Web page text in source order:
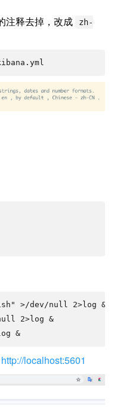
注释去掉，改成
zh-
>/dev/null 2>log &
2>log &
&
http://localhost:5601